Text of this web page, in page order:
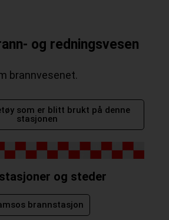
og redningsvesen
brannvesenet.
som er blitt brukt på denne
stasjonen
og steder
brannstasjon